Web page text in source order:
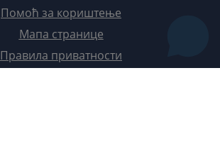
Помоћ за кориштење
Мапа странице
Правила приватности